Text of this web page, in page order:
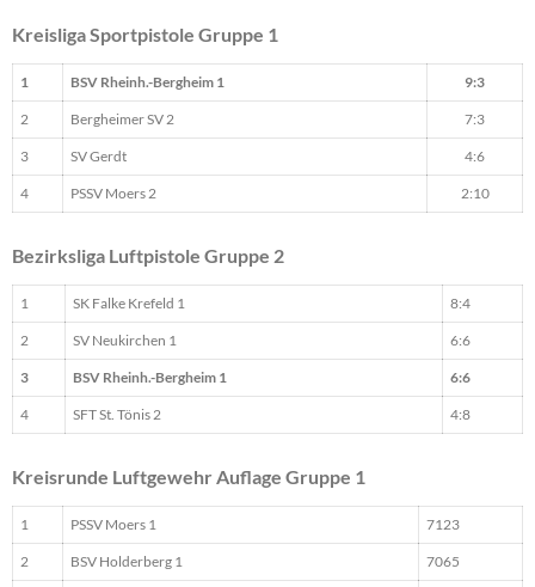
Kreisliga Sportpistole Gruppe 1
1 BSV Rheinh.-Bergheim 1 9:3
2 Bergheimer SV 2 7:3
3 SV Gerdt 4:6
4 PSSV Moers 2 2:10
Bezirksliga Luftpistole Gruppe 2
1 SK Falke Krefeld 1 8:4
2 SV Neukirchen 1 6:6
3 BSV Rheinh.-Bergheim 1 6:6
4 SFT St. Tönis 2 4:8
Kreisrunde Luftgewehr Auflage Gruppe 1
1 PSSV Moers 1 7123
2 BSV Holderberg 1 7065